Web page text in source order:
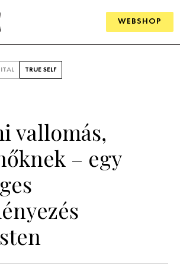
WEBSHOP
TRUE SELF
vallomás,
– egy